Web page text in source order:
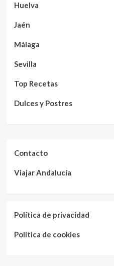
Huelva
Jaén
Málaga
Sevilla
Top Recetas
Dulces y Postres
Contacto
Viajar Andalucía
Política de privacidad
Política de cookies